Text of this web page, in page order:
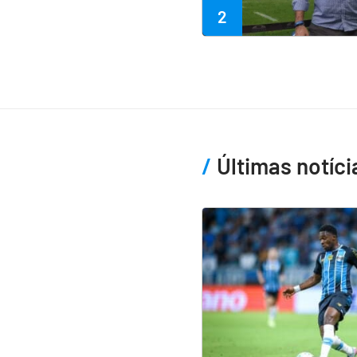
2
Últimas